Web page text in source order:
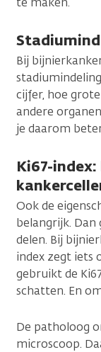
Bij
cijfer, hoe
andere
je daarom
Ki67-
Ook de
belangrijk. Dan
delen. Bij
index zegt iets
gebruikt de
schatten. En
De patholoog
microscoop.